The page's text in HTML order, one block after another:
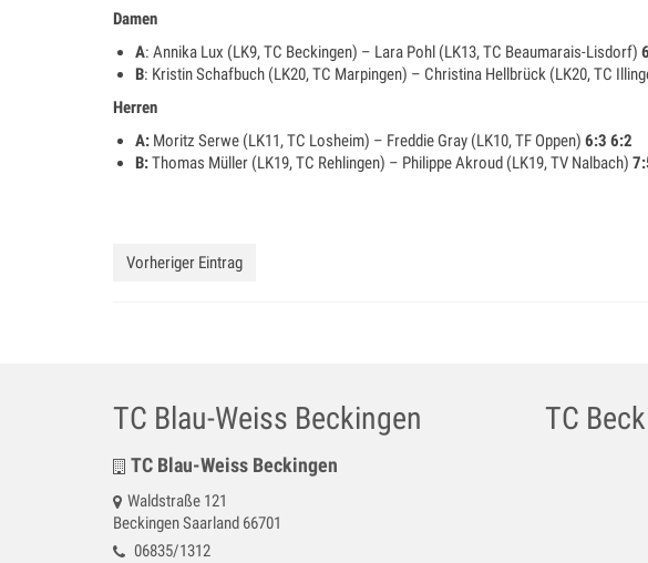
Damen
A: Annika Lux (LK9, TC Beckingen) – Lara Pohl (LK13, TC Beaumarais-Lisdorf)
B: Kristin Schafbuch (LK20, TC Marpingen) – Christina Hellbrück (LK20, TC
Herren
A: Moritz Serwe (LK11, TC Losheim) – Freddie Gray (LK10, TF Oppen) 6:3 6:2
B:Thomas Müller (LK19, TC Rehlingen) – Philippe Akroud (LK19, TV Nalbach)
Vorheriger Eintrag
TC Blau-Weiss Beckingen
TC Blau-Weiss Beckingen
Waldstraße 121
Beckingen Saarland 66701
06835/1312
TC